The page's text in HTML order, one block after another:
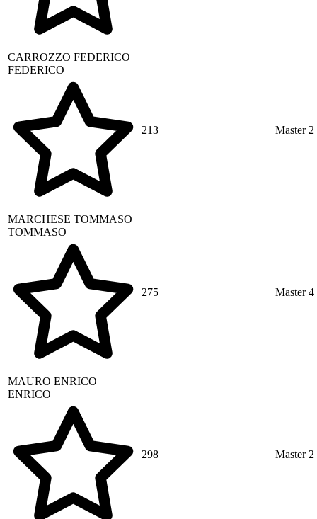
CARROZZO FEDERICO
FEDERICO
213 Master 2
MARCHESE TOMMASO
TOMMASO
275 Master 4
MAURO ENRICO
ENRICO
298 Master 2